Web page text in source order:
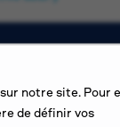
notre site. Pour
de définir vos